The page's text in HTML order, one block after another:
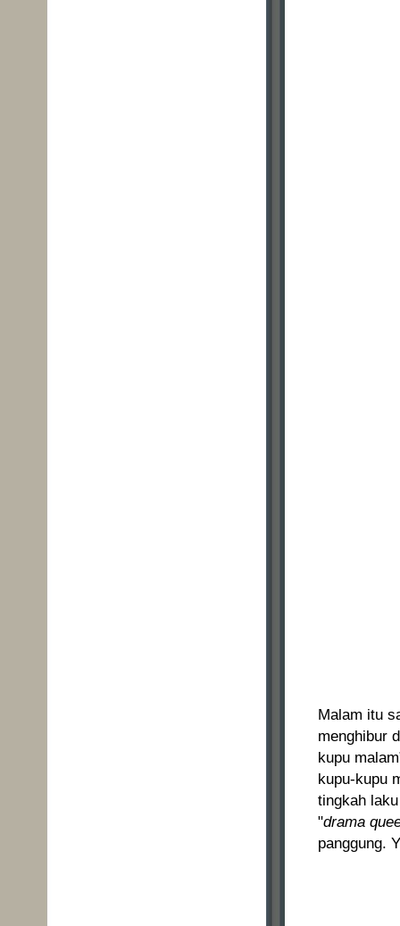
Malam itu
menghibur
kupu
kupu-kupu
tingkah
"drama
panggung.